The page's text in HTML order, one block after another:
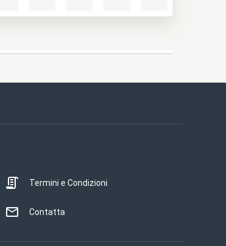
Termini e Condizioni
Contatta